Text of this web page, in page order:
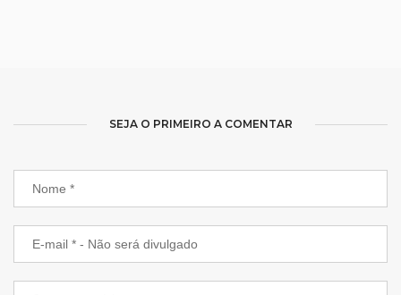
SEJA O PRIMEIRO A COMENTAR